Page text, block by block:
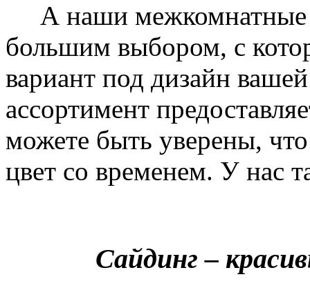
А наши межкомнатные
большим выбором, с
вариант под дизайн
ассортимент
можете быть уверены,
цвет со временем. У нас
Сайдинг –